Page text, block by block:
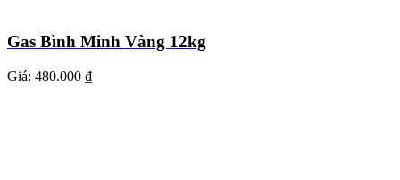
Gas Bình Minh Vàng 12kg
Giá: 480.000 ₫